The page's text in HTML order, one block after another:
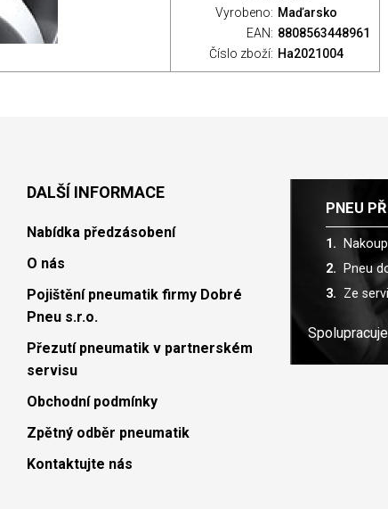
Vyrobeno: Maďarsko
EAN: 8808563448961
Číslo zboží: Ha2021004
DALŠÍ INFORMACE
Nabídka předzásobení
O nás
Pojištění pneumatik firmy Dobré
Pneu s.r.o.
Přezutí pneumatik v partnerském
servisu
Obchodní podmínky
Zpětný odběr pneumatik
Kontaktujte nás
PNEU
Pneu
Ze